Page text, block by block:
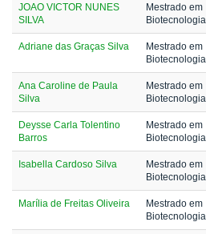
JOAO VICTOR NUNES
SILVA
Mestrado em
Biotecnologia
Adriane das Graças Silva
Mestrado em
Biotecnologia
Ana Caroline de Paula
Silva
Mestrado em
Biotecnologia
Deysse Carla Tolentino
Barros
Mestrado em
Biotecnologia
Isabella Cardoso Silva
Mestrado em
Biotecnologia
Marília de Freitas Oliveira
Mestrado em
Biotecnologia